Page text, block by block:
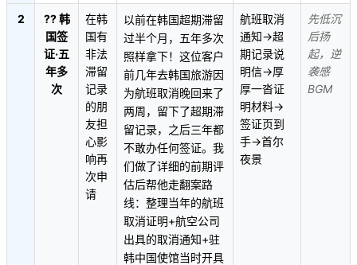
2
?? 韩
国签
证·五
年多
次
在韩
国有
非法
滞留
记录
的朋
友担
心影
响再
次申
请
以前在韩国超期滞留
过半个月，五年多次
照样拿下！这位客户
前几年去韩国旅游因
为航班取消晚回来了
两周，留下了超期滞
留记录，之后三年都
不敢办任何签证。我
们做了详细的前期评
估后帮他走翻案路
线：整理当年的航班
取消证明+航空公司
出具的取消通知+驻
韩中国使馆当时开具
航班取消
通知→超
期记录说
明信→厚
厚一沓证
明材料→
签证页到
手→首尔
夜景
先低沉
后扬
起，逆
袭感
BGM